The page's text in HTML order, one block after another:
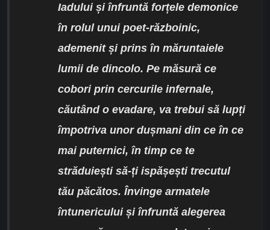
Iadului și înfruntă forțele demonice
în rolul unui poet-războinic,
ademenit și prins în măruntaiele
lumii de dincolo. Pe măsură ce
cobori prin cercurile infernale,
căutând o evadare, va trebui să lupți
împotriva unor dușmani din ce în ce
mai puternici, în timp ce te
străduiești să-țiispășești trecutul
tău păcătos. Învinge armatele
întunericului și înfruntă alegerea